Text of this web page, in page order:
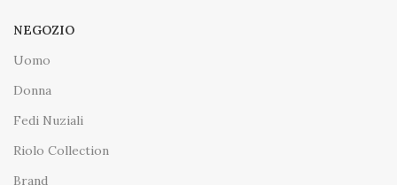
NEGOZIO
Uomo
Donna
Fedi Nuziali
Riolo Collection
Brand